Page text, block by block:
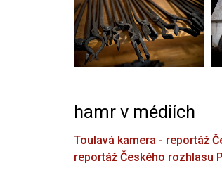
hamr v médiích
Toulavá kamera - reportáž
reportáž Českého rozhlasu